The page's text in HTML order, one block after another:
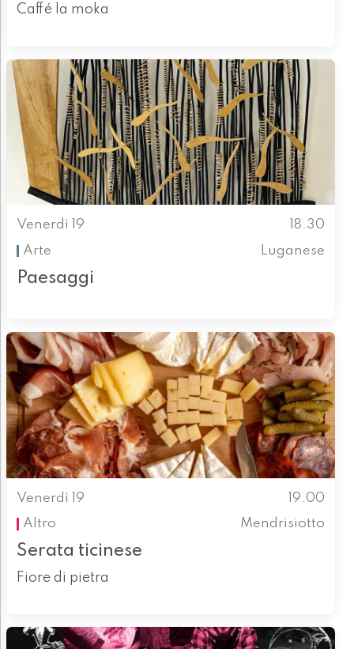
Caffé la moka
Venerdì 19
18.30
Arte
Luganese
Paesaggi
Venerdì 19
19.00
Altro
Mendrisiotto
Serata ticinese
Fiore di pietra